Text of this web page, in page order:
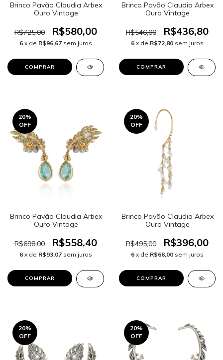
Brinco Pavão Claudia Arbex
Ouro Vintage
R$725,00 R$580,00
6 x de R$96,67 sem juros
Brinco Pavão Claudia Arbex
Ouro Vintage
R$546,00 R$436,80
6 x de R$72,80 sem juros
20%
OFF
Brinco Pavão Claudia Arbex
Ouro Vintage
R$698,00 R$558,40
6 x de R$93,07 sem juros
20%
OFF
Brinco Pavão Claudia Arbex
Ouro Vintage
R$495,00 R$396,00
6 x de R$66,00 sem juros
20%
OFF
20%
OFF